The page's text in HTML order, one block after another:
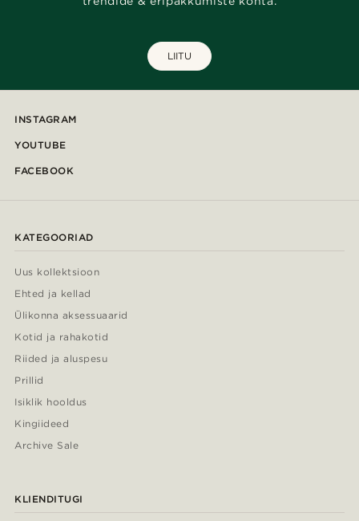
LIITU
INSTAGRAM
YOUTUBE
FACEBOOK
KATEGOORIAD
Uus kollektsioon
Ehted ja kellad
Ülikonna aksessuaarid
Kotid ja rahakotid
Riided ja aluspesu
Prillid
Isiklik hooldus
Kingiideed
Archive Sale
KLIENDITUGI